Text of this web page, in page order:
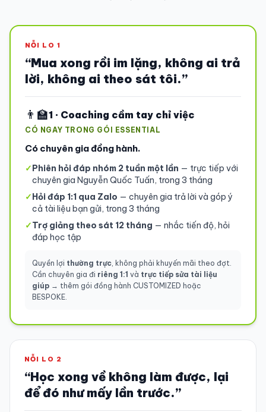
NỖI LO 1
“Mua xong rồi im lặng, không ai trả
lời, không ai theo sát tôi.”
👨‍🏫1 · Coaching cầm tay chỉ việc
CÓ NGAY TRONG GÓI ESSENTIAL
Có chuyên gia đồng hành.
✓Phiên hỏi đáp nhóm 2 tuần một lần — trực tiếp với
chuyên gia Nguyễn Quốc Tuấn, trong 3 tháng
✓Hỏi đáp 1:1 qua Zalo — chuyên gia trả lời và góp ý
cả tài liệu bạn gửi, trong 3 tháng
✓Trợ giảng theo sát 12 tháng — nhắc tiến độ, hỏi
đáp học tập
Quyền lợi thường trực, không phải khuyến mãi theo đợt.
Cần chuyên gia đi riêng 1:1 và trực tiếp sửa tài liệu
giúp → thêm gói đồng hành CUSTOMIZED hoặc
BESPOKE.
NỖI LO 2
“Học xong về không làm được, lại
để đó như mấy lần trước.”